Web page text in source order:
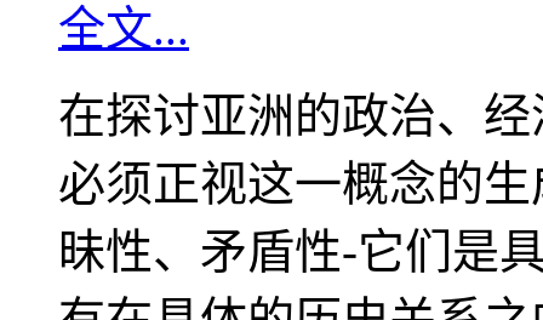
全文...
在探讨亚洲的政治、
必须正视这一概念的
昧性、矛盾性-它们是